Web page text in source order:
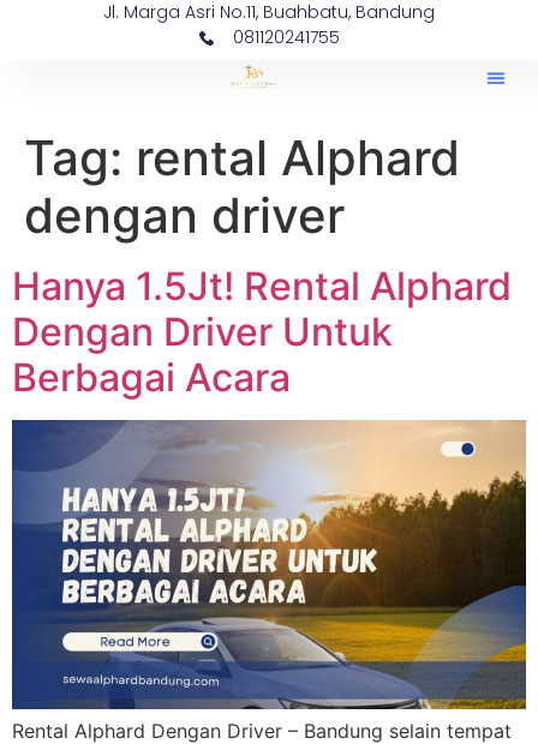
Jl. Marga Asri No.11, Buahbatu, Bandung
081120241755
Tag: rental Alphard
dengan driver
Hanya 1.5Jt! Rental Alphard
Dengan Driver Untuk
Berbagai Acara
Rental Alphard Dengan Driver – Bandung selain tempat